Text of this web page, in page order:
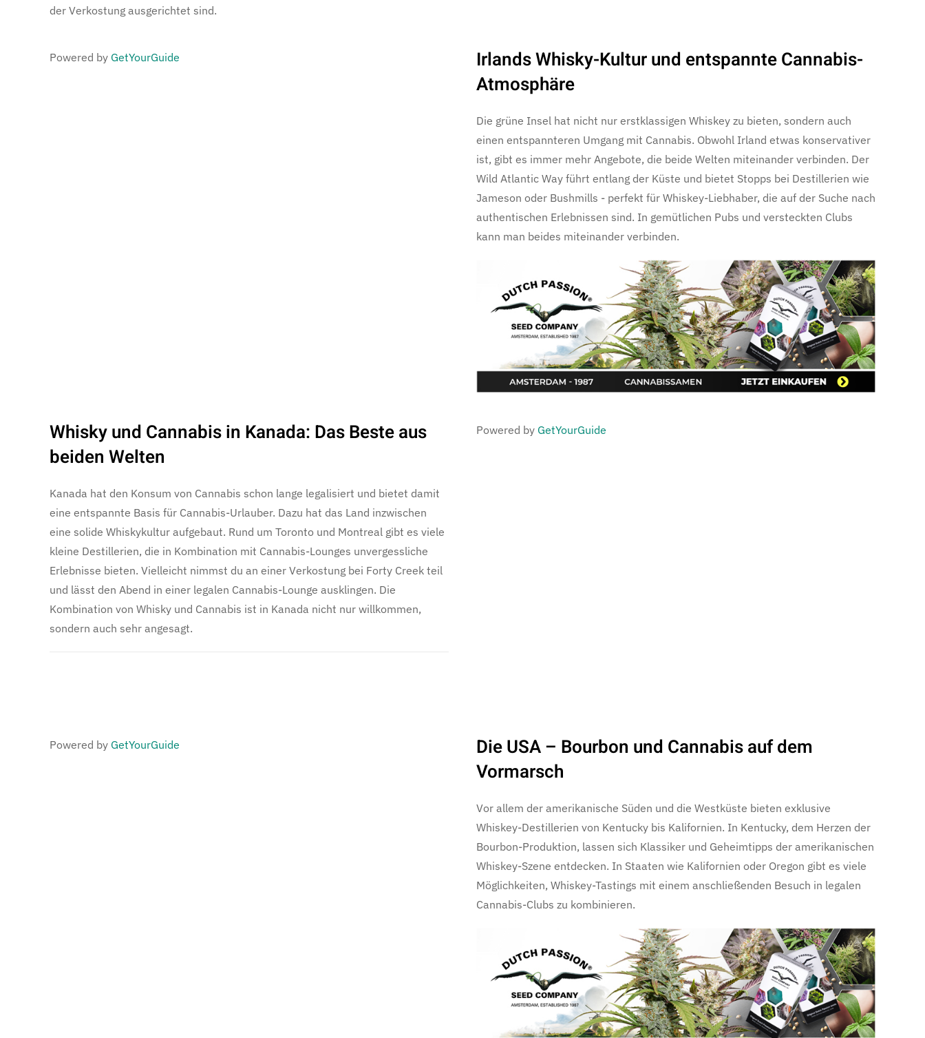
der Verkostung ausgerichtet sind.
Powered by GetYourGuide
Irlands Whisky-Kultur und entspannte Cannabis-
Atmosphäre
Die grüne Insel hat nicht nur erstklassigen Whiskey zu bieten, sondern auch
einen entspannteren Umgang mit Cannabis. Obwohl Irland etwas konservativer
ist, gibt es immer mehr Angebote, die beide Welten miteinander verbinden. Der
Wild Atlantic Way führt entlang der Küste und bietet Stopps bei Destillerien wie
Jameson oder Bushmills - perfekt für Whiskey-Liebhaber, die auf der Suche nach
authentischen Erlebnissen sind. In gemütlichen Pubs und versteckten Clubs
kann man beides miteinander verbinden.
Whisky und Cannabis in Kanada: Das Beste aus
beiden Welten
Kanada hat den Konsum von Cannabis schon lange legalisiert und bietet damit
eine entspannte Basis für Cannabis-Urlauber. Dazu hat das Land inzwischen
eine solide Whiskykultur aufgebaut. Rund um Toronto und Montreal gibt es viele
kleine Destillerien, die in Kombination mit Cannabis-Lounges unvergessliche
Erlebnisse bieten. Vielleicht nimmst du an einer Verkostung bei Forty Creek teil
und lässt den Abend in einer legalen Cannabis-Lounge ausklingen. Die
Kombination von Whisky und Cannabis ist in Kanada nicht nur willkommen,
sondern auch sehr angesagt.
Powered by GetYourGuide
Powered by GetYourGuide
Die USA – Bourbon und Cannabis auf dem
Vormarsch
Vor allem der amerikanische Süden und die Westküste bieten exklusive
Whiskey-Destillerien von Kentucky bis Kalifornien. In Kentucky, dem Herzen der
Bourbon-Produktion, lassen sich Klassiker und Geheimtipps der amerikanischen
Whiskey-Szene entdecken. In Staaten wie Kalifornien oder Oregon gibt es viele
Möglichkeiten, Whiskey-Tastings mit einem anschließenden Besuch in legalen
Cannabis-Clubs zu kombinieren.